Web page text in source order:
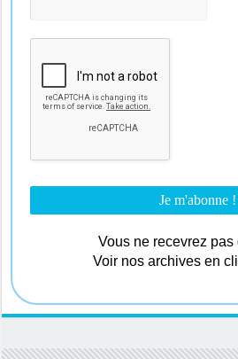
Vous ne recevrez pas
Voir nos archives en